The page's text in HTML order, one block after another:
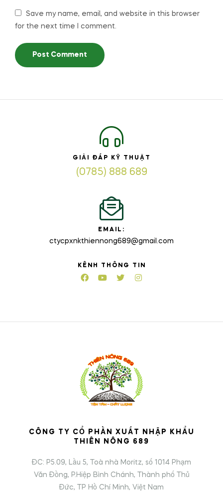
Save my name, email, and website in this browser
for the next time I comment.
GIẢI ĐÁP KỸ THUẬT
(0785) 888 689
EMAIL:
ctycpxnkthiennong689@gmail.com
KÊNH THÔNG TIN
CÔNG TY CỔ PHẦN XUẤT NHẬP KHẨU
THIÊN NÔNG 689
ĐC: P5.09, Lầu 5, Toà nhà Moritz, số 1014 Phạm
Văn Đồng, P.Hiệp Bình Chánh, Thành phố Thủ
Đức, TP Hồ Chí Minh, Việt Nam